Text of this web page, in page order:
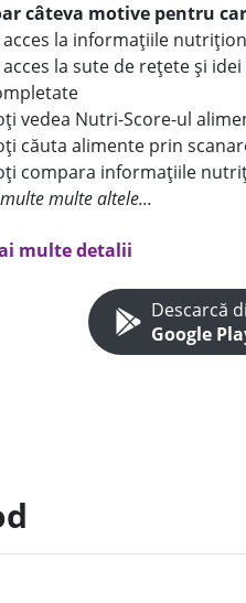
câteva motive pentru
acces la informațiile
acces la sute de rețete și
vedea Nutri-Score-ul
căuta alimente prin
compara informațiile
multe altele...
multe detalii
Descarcă
Google